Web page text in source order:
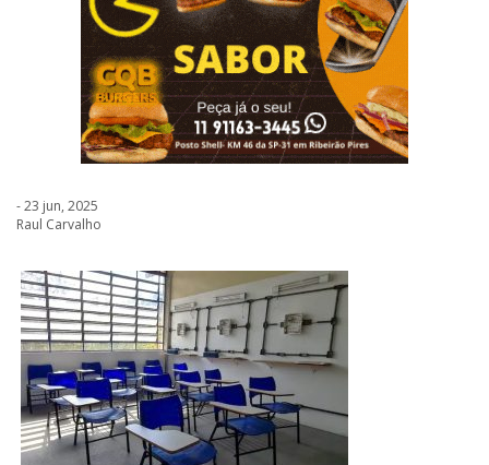
- 23 jun, 2025
Raul Carvalho